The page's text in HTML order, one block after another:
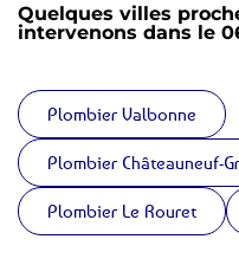
Quelques villes
intervenons dans le
Plombier Valbonne
Plombier Châteauneuf-
Plombier Le Rouret